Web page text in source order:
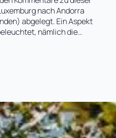
nach Andorra
abgelegt. Ein Aspekt
nämlich die…